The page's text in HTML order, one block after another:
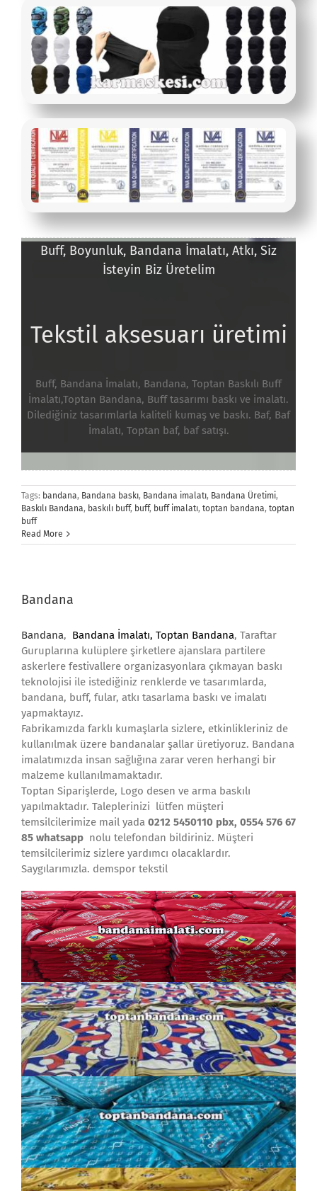
Buff, Boyunluk, Bandana İmalatı, Atkı, Siz
İsteyin Biz Üretelim
Tekstil aksesuarı üretimi
Buff, Bandana İmalatı, Bandana, Toptan Baskılı Buff
İmalatı,Toptan Bandana, Buff tasarımı baskı ve imalatı.
Dilediğiniz tasarımlarla kaliteli kumaş ve baskı. Baf, Baf
İmalatı, Toptan baf, baf satışı.
Tags: bandana, Bandana baskı, Bandana imalatı, Bandana Üretimi,
Baskılı Bandana, baskılı buff, buff, buff imalatı, toptan bandana, toptan
buff
Read More
Bandana
Bandana, Bandana İmalatı, Toptan Bandana, Taraftar
Guruplarına kulüplere şirketlere ajanslara partilere
askerlere festivallere organizasyonlara çıkmayan baskı
teknolojisi ile istediğiniz renklerde ve tasarımlarda,
bandana, buff, fular, atkı tasarlama baskı ve imalatı
yapmaktayız.
Fabrikamızda farklı kumaşlarla sizlere, etkinlikleriniz de
kullanılmak üzere bandanalar şallar üretiyoruz. Bandana
imalatımızda insan sağlığına zarar veren herhangi bir
malzeme kullanılmamaktadır.
Toptan Siparişlerde, Logo desen ve arma baskılı
yapılmaktadır. Taleplerinizi lütfen müşteri
temsilcilerimize mail yada 0212 5450110 pbx, 0554 576 67
85 whatsapp nolu telefondan bildiriniz. Müşteri
temsilcilerimiz sizlere yardımcı olacaklardır.
Saygılarımızla. demspor tekstil